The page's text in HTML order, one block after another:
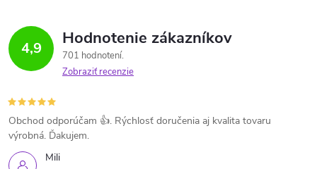
4,9 Hodnotenie zákazníkov
701 hodnotení
Zobraziť recenzie
Mili
Obchod odporúčam 👍. Rýchlosť doručenia aj kvalita tovaru
výrobná. Ďakujem.